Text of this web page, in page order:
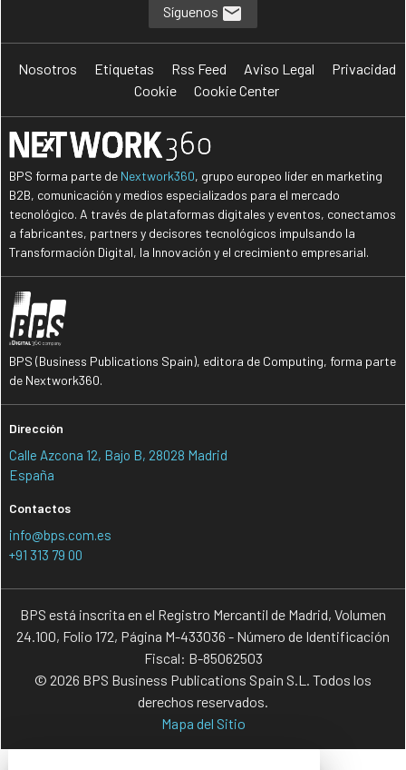
Síguenos
Nosotros Etiquetas Rss Feed Aviso Legal
Privacidad
Cookie
Cookie Center
BPS forma parte de Nextwork360, grupo europeo líder en marketing
B2B, comunicación y medios especializados para el mercado
tecnológico. A través de plataformas digitales y eventos, conectamos
a fabricantes, partners y decisores tecnológicos impulsando la
Transformación Digital, la Innovación y el crecimiento empresarial.
BPS (Business Publications Spain), editora de Computing, forma parte
de Nextwork360.
Dirección
Calle Azcona 12, Bajo B, 28028 Madrid
España
Contactos
info@bps.com.es
+91 313 79 00
BPS está inscrita en el Registro Mercantil de Madrid, Volumen
24.100, Folio 172, Página M-433036 - Número de Identificación
Fiscal: B-85062503
© 2026 BPS Business Publications Spain S.L. Todos los
derechos reservados.
Mapa del Sitio